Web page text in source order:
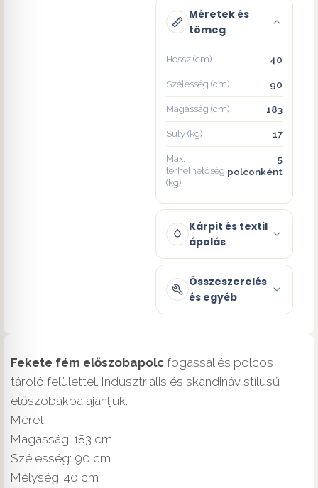
Méretek és
tömeg
Hossz (cm) 40
Szélesség (cm) 90
Magasság (cm) 183
Súly (kg) 17
Max.
terhelhetőség
(kg)
5
polconként
Kárpit és textil
ápolás
Összeszerelés
és egyéb
Fekete fém előszobapolc fogassal és polcos
tároló felülettel. Indusztriális és skandináv stílusú
előszobákba ajánljuk.
Méret
Magasság: 183 cm
Szélesség: 90 cm
Mélység: 40 cm